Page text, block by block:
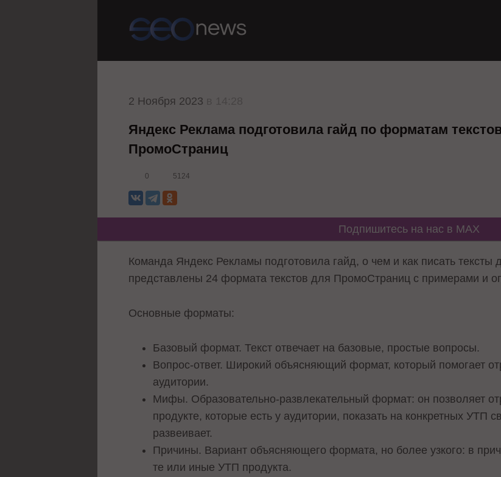
2 Ноября 2023
Яндекс Реклама подготовила гайд по форматам
ПромоСтраниц
0 5124
Подпишитесь на нас в MAX
Команда Яндекс Рекламы подготовила гайд, о чем и как писать
представлены 24 формата текстов для ПромоСтраниц с примерами и
Основные форматы:
Базовый формат. Текст отвечает на базовые, простые вопросы.
Вопрос-ответ. Широкий объясняющий формат, который помогает
аудитории.
Мифы. Образовательно-развлекательный формат: он позволяет
продукте, которые есть у аудитории, показать на конкретных УТП
развеивает.
Причины. Вариант объясняющего формата, но более узкого: в
те или иные УТП продукта.